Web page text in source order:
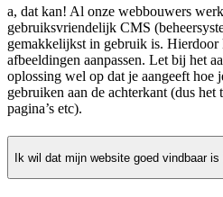
a, dat kan! Al onze webbouwers
gebruiksvriendelijk CMS
gemakkelijkst in gebruik is. Hierdoor
afbeeldingen aanpassen. Let bij het
oplossing wel op dat je aangeeft hoe
gebruiken aan de achterkant (dus het
pagina’s etc).
Ik wil dat mijn website goed vindbaar